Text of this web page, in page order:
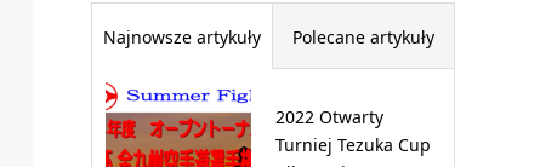
Najnowsze artykuły Polecane artykuły
2022 Otwarty
Turniej Tezuka Cup